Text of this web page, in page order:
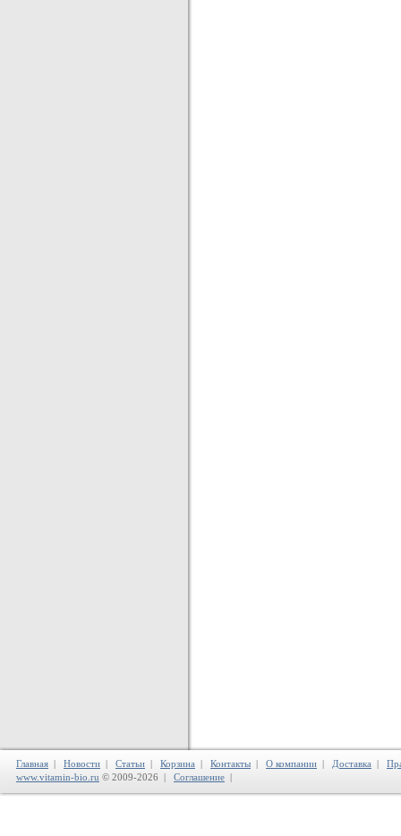
Главная | Новости | Статьи | Корзина | Контакты | О компании | Доставка |
www.vitamin-bio.ru © 2009-2026 | Соглашение |